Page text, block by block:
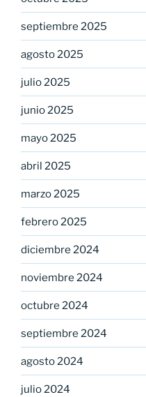
septiembre 2025
agosto 2025
julio 2025
junio 2025
mayo 2025
abril 2025
marzo 2025
febrero 2025
diciembre 2024
noviembre 2024
octubre 2024
septiembre 2024
agosto 2024
julio 2024